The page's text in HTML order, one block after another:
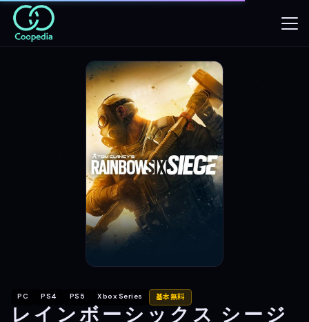
PC PS4 PS5 Xbox Series 基本無料
レインボーシックス シージ